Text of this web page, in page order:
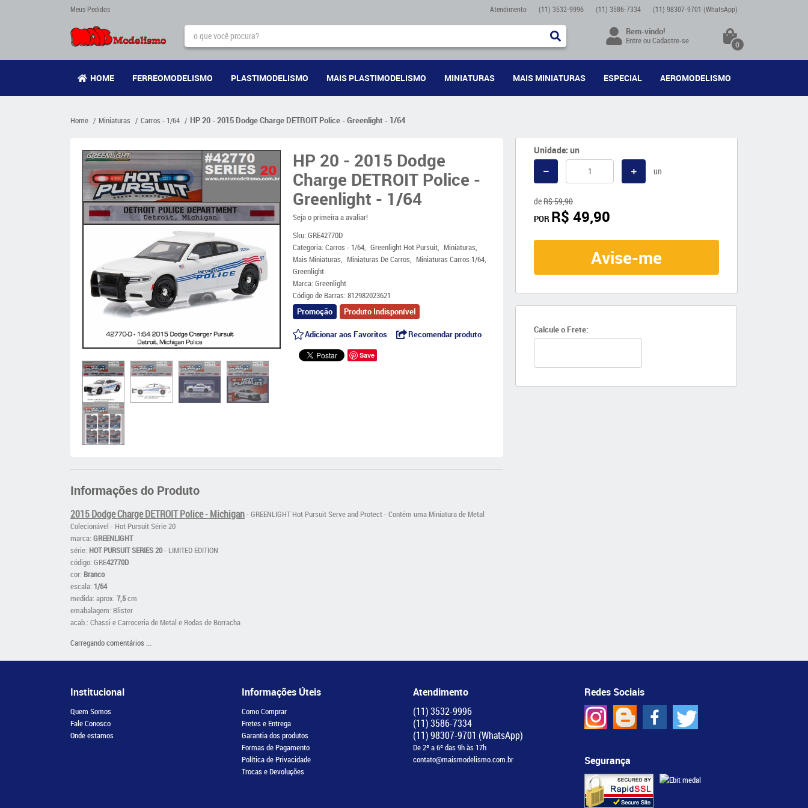
Meus Pedidos Atendimento (11) 3532-9996 (11) 3586-7334 (11) 98307-9701 (WhatsApp)
Bem-vindo!
EntreouCadastre-se 0
HOME FERREOMODELISMO PLASTIMODELISMO MAIS PLASTIMODELISMO MINIATURAS MAIS MINIATURAS ESPECIAL AEROMODELISMO
Home Miniaturas Carros - 1/64 HP 20 - 2015 Dodge Charge DETROIT Police - Greenlight - 1/64
HP 20 - 2015 Dodge
Charge DETROIT Police -
Greenlight - 1/64
Seja o primeira a avaliar!
Sku:GRE42770D
Categoria:Carros - 1/64 Greenlight Hot Pursuit
Miniaturas
Mais Miniaturas
Miniaturas De Carros
Miniaturas Carros 1/64
Greenlight
Marca:Greenlight
Código de Barras:812982023621
Promoção
Produto Indisponível
Adicionar aos Favoritos Recomendar produto
Save
Unidade: un
un
deR$ 59,90
POR R$ 49,90
Avise-me
Calcule o Frete:
Informações do Produto
2015 Dodge Charge DETROIT Police - Michigan- GREENLIGHT Hot Pursuit Serve and Protect - Contém uma Miniatura de Metal
Colecionável - Hot Pursuit Série 20
marca: GREENLIGHT
série: HOT PURSUIT SERIES 20- LIMITED EDITION
código: GRE42770D
cor: Branco
escala: 1/64
medida: aprox. 7,5cm
emabalagem: Blister
acab.: Chassi e Carroceria de Metal e Rodas de Borracha
Carregando comentários ...
Institucional
Quem Somos
Fale Conosco
Onde estamos
Informações Úteis
Como Comprar
Fretes e Entrega
Garantia dos produtos
Formas de Pagamento
Política de Privacidade
Trocas e Devoluções
Atendimento
(11)3532-9996
(11)3586-7334
(11)98307-9701 (WhatsApp)
De 2ª a 6ª das 9h às 17h
contato@maismodelismo.com.br
Redes Sociais
Segurança